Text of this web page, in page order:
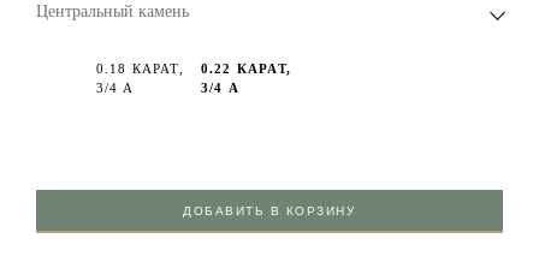
Центральный камень
0.18 КАРАТ,
3/4 А
0.22 КАРАТ,
3/4 А
ДОБАВИТЬ В КОРЗИНУ